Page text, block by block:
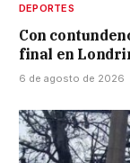
DEPORTES
Con
final en
6 de agosto de 2026